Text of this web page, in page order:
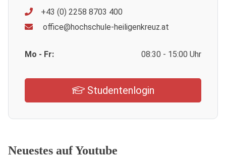
+43 (0) 2258 8703 400
office@hochschule-heiligenkreuz.at
Mo - Fr: 08:30 - 15:00 Uhr
Studentenlogin
Neuestes auf Youtube